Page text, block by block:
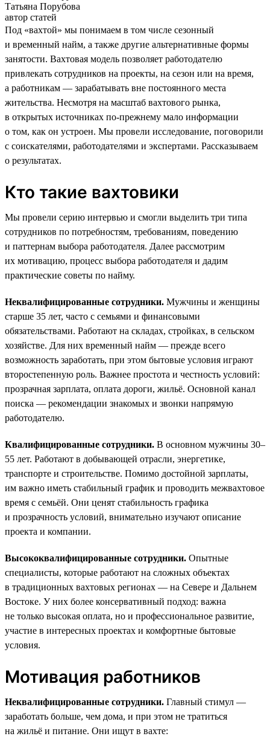
Татьяна Порубова
автор статей
Под «вахтой» мы понимаем в том числе сезонный
и временный найм, а также другие альтернативные формы
занятости. Вахтовая модель позволяет работодателю
привлекать сотрудников на проекты, на сезон или на время,
а работникам — зарабатывать вне постоянного места
жительства. Несмотря на масштаб вахтового рынка,
в открытых источниках по-прежнему мало информации
о том, как он устроен. Мы провели исследование, поговорили
с соискателями, работодателями и экспертами. Рассказываем
о результатах.
Кто такие вахтовики
Мы провели серию интервью и смогли выделить три типа
сотрудников по потребностям, требованиям, поведению
и паттернам выбора работодателя. Далее рассмотрим
их мотивацию, процесс выбора работодателя и дадим
практические советы по найму.
Неквалифицированные сотрудники. Мужчины и женщины
старше 35 лет, часто с семьями и финансовыми
обязательствами. Работают на складах, стройках, в сельском
хозяйстве. Для них временный найм — прежде всего
возможность заработать, при этом бытовые условия играют
второстепенную роль. Важнее простота и честность условий:
прозрачная зарплата, оплата дороги, жильё. Основной канал
поиска — рекомендации знакомых и звонки напрямую
работодателю.
Квалифицированные сотрудники. В основном мужчины 30–
55 лет. Работают в добывающей отрасли, энергетике,
транспорте и строительстве. Помимо достойной зарплаты,
им важно иметь стабильный график и проводить межвахтовое
время с семьёй. Они ценят стабильность графика
и прозрачность условий, внимательно изучают описание
проекта и компании.
Высококвалифицированные сотрудники. Опытные
специалисты, которые работают на сложных объектах
в традиционных вахтовых регионах — на Севере и Дальнем
Востоке. У них более консервативный подход: важна
не только высокая оплата, но и профессиональное развитие,
участие в интересных проектах и комфортные бытовые
условия.
Мотивация работников
Неквалифицированные сотрудники. Главный стимул —
заработать больше, чем дома, и при этом не тратиться
на жильё и питание. Они ищут в вахте: